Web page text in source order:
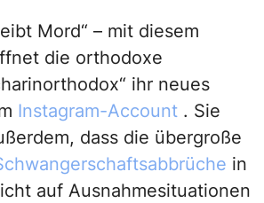
Mord“ – mit diesem
die orthodoxe
ihr neues
Instagram-Account . Sie
dass die übergroße
in
auf Ausnahmesituationen